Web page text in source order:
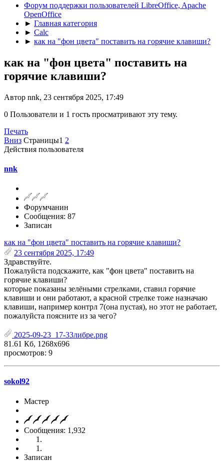
Форум поддержки пользователей LibreOffice, Apache
OpenOffice
► Главная категория
► Calc
► как на "фон цвета" поставить на горячие клавиши?
как на "фон цвета" поставить на
горячие клавиши?
Автор nnk, 23 сентября 2025, 17:49
0 Пользователи и 1 гость просматривают эту тему.
Печать
Вниз Страницы1 2
Действия пользователя
nnk
Форумчанин
Сообщения: 87
Записан
как на "фон цвета" поставить на горячие клавиши?
23 сентября 2025, 17:49
Здравствуйте.
Пожалуйста подскажите, как "фон цвета" поставить на
горячие клавиши?
которые показаны зелёными стрелками, ставил горячие
клавиши и они работают, а красной стрелке тоже назначаю
клавиши, например контрл 7(она пустая), но этот не работает,
пожалуйста поясните из за чего?
2025-09-23_17-33либре.png
81.61 Кб, 1268x696
просмотров: 9
sokol92
Мастер
Сообщения: 1,932
Записан